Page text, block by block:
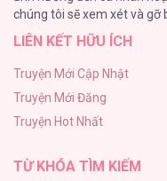
Mối Tình Thầm
Căn Nhà Của Dị
56
chúng tôi sẽ xem xét và gỡ
LIÊN KẾT HỮU ÍCH
Truyện Mới Cập Nhật
Truyện Mới Đăng
Truyện Hot Nhất
TỪ KHÓA TÌM KIẾM